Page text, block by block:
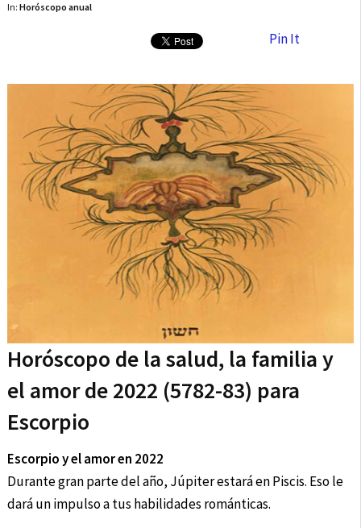
In: Horóscopo anual
Pin It
Horóscopo de la salud, la familia y
el amor de 2022 (5782-83) para
Escorpio
Escorpio y el amor en 2022
Durante gran parte del año, Júpiter estará en Piscis. Eso le
dará un impulso a tus habilidades románticas.